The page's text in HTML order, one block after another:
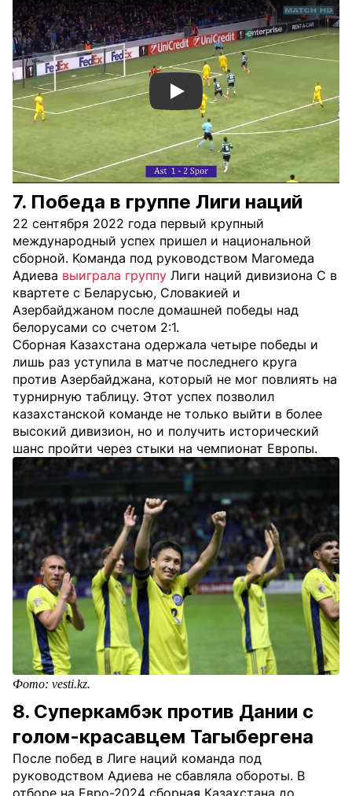
Смотреть видео YouTube
7. Победа в группе Лиги наций
22 сентября 2022 года первый крупный
международный успех пришел и национальной
сборной. Команда под руководством Магомеда
Адиева выиграла группу Лиги наций дивизиона С в
квартете с Беларусью, Словакией и
Азербайджаном после домашней победы над
белорусами со счетом 2:1.
Сборная Казахстана одержала четыре победы и
лишь раз уступила в матче последнего круга
против Азербайджана, который не мог повлиять на
турнирную таблицу. Этот успех позволил
казахстанской команде не только выйти в более
высокий дивизион, но и получить исторический
шанс пройти через стыки на чемпионат Европы.
Фото: vesti.kz.
8. Суперкамбэк против Дании с
голом-красавцем Тагыбергена
После побед в Лиге наций команда под
руководством Адиева не сбавляла обороты. В